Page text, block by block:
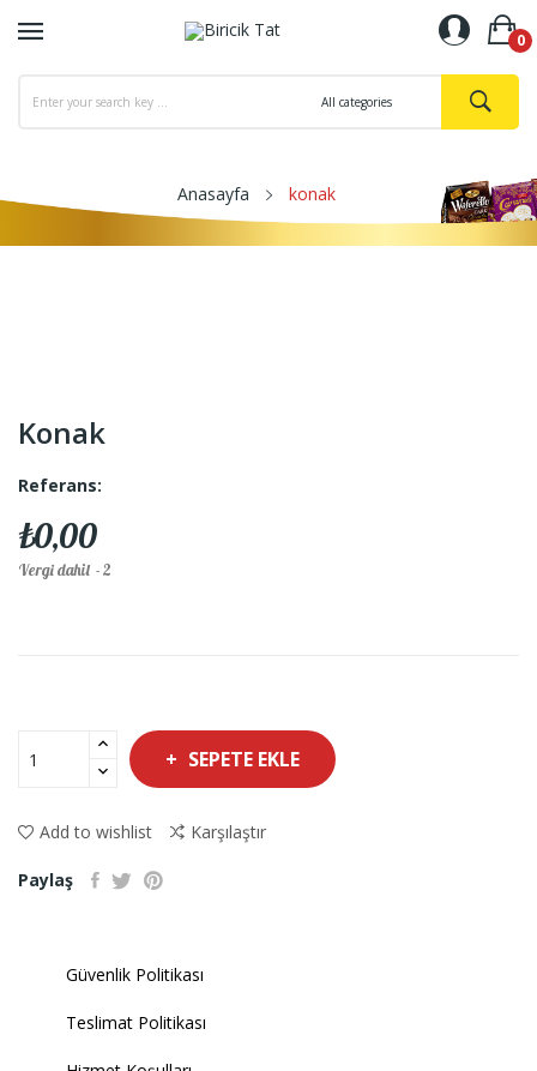
0
Anasayfa konak
Konak
Referans:
₺0,00
Vergi dahil 2
SEPETE EKLE
Add to wishlist Karşılaştır
Paylaş
Güvenlik Politikası
Teslimat Politikası